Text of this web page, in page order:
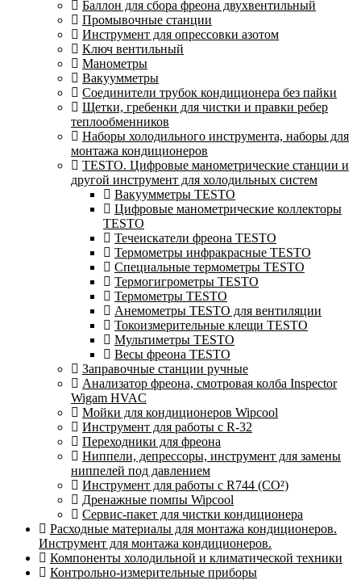
Баллон для сбора фреона двухвентильный
Промывочные станции
Инструмент для опрессовки азотом
Ключ вентильный
Манометры
Вакуумметры
Соединители трубок кондиционера без пайки
Щетки, гребенки для чистки и правки ребер
теплообменников
Наборы холодильного инструмента, наборы для
монтажа кондиционеров
TESTO. Цифровые манометрические станции и
другой инструмент для холодильных систем
Вакуумметры TESTO
Цифровые манометрические коллекторы
TESTO
Течеискатели фреона TESTO
Термометры инфракрасные TESTO
Специальные термометры TESTO
Термогигрометры TESTO
Термометры TESTO
Анемометры TESTO для вентиляции
Токоизмерительные клещи TESTO
Мультиметры TESTO
Весы фреона TESTO
Заправочные станции ручные
Анализатор фреона, смотровая колба Inspector
Wigam HVAC
Мойки для кондиционеров Wipcool
Инструмент для работы с R-32
Переходники для фреона
Ниппели, депрессоры, инструмент для замены
ниппелей под давлением
Инструмент для работы с R744 (CO²)
Дренажные помпы Wipcool
Сервис-пакет для чистки кондиционера
Расходные материалы для монтажа кондиционеров.
Инструмент для монтажа кондиционеров.
Компоненты холодильной и климатической техники
Контрольно-измерительные приборы